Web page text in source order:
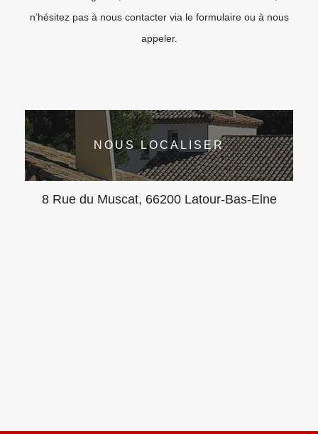
n’hésitez pas à nous contacter via le formulaire ou à nous
appeler.
NOUS LOCALISER
8 Rue du Muscat, 66200 Latour-Bas-Elne